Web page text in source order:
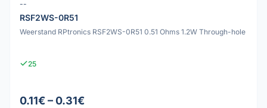
--
RSF2WS-0R51
Weerstand RPtronics RSF2WS-0R51 0.51 Ohms 1.2W Through-hole
25
0.11€ – 0.31€